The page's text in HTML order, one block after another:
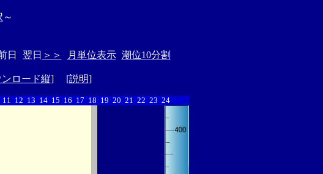
～
日 翌日 ＞＞ 月単位表示 潮位10分割
ロード縦] [説明]
11 12 13 14 15 16 17 18 19 20 21 22 23 24